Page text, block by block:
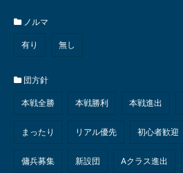
ノルマ
有り 無し
団方針
本戦全勝 本戦勝利 本戦進出
まったり リアル優先 初心者歓迎
傭兵募集 新設団 Aクラス進出